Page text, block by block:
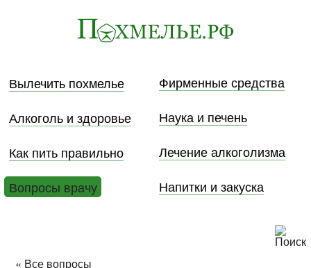
Вылечить похмелье
Фирменные средства
Алкоголь и здоровье
Наука и печень
Как пить правильно
Лечение алкоголизма
Вопросы врачу
Напитки и закуска
« Все вопросы